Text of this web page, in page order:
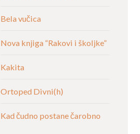
Bela vučica
Nova knjiga “Rakovi i školjke”
Kakita
Ortoped Divni(h)
Kad čudno postane čarobno